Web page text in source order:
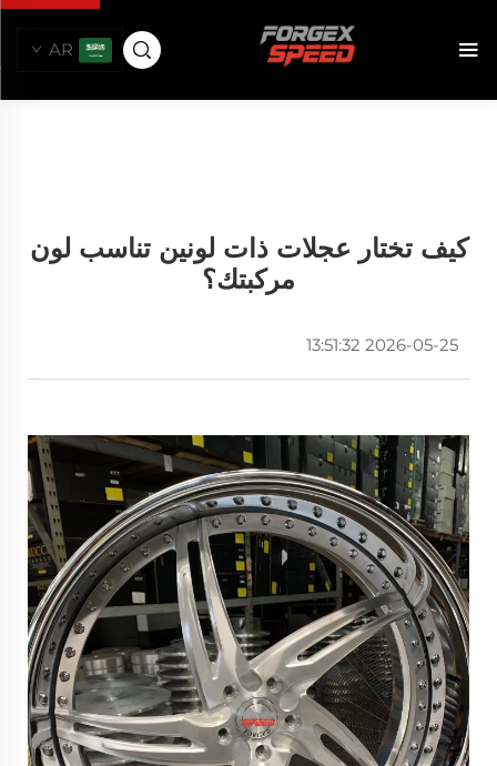
AR
كيف تختار عجلات ذات لونين تناسب لون
مركبتك؟
2026-05-25 13:51:32